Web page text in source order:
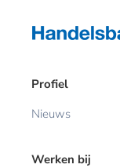
Profiel
Nieuws
Werken bij